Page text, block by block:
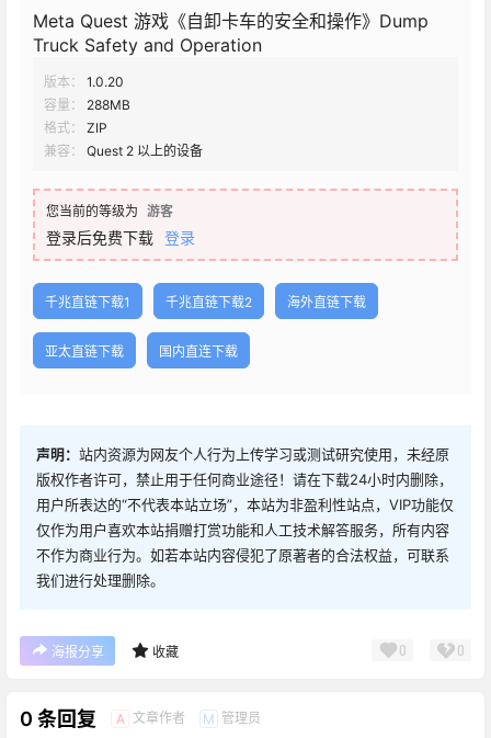
Meta Quest 游戏《自卸卡车的安全和操作》Dump
Truck Safety and Operation
版本：
1.0.20
容量：
288MB
格式：
ZIP
兼容：
Quest 2 以上的设备
您当前的等级为 游客
登录后免费下载 登录
千兆直链下载1 千兆直链下载2 海外直链下载
亚太直链下载 国内直连下载
声明： 站内资源为网友个人行为上传学习或测试研究使用，未经原
版权作者许可，禁止用于任何商业途径！请在下载24小时内删除，
用户所表达的“不代表本站立场”，本站为非盈利性站点，VIP功能仅
仅作为用户喜欢本站捐赠打赏功能和人工技术解答服务，所有内容
不作为商业行为。如若本站内容侵犯了原著者的合法权益，可联系
我们进行处理删除。
海报分享 收藏 0 0
0 条回复 A 文章作者 M 管理员